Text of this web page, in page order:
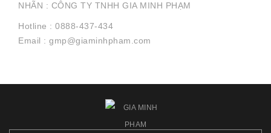
NHÃN : CÔNG TY TNHH GIA MINH PHẠM
Hotline : 0888-437-434
Email : gmp@giaminhpham.com